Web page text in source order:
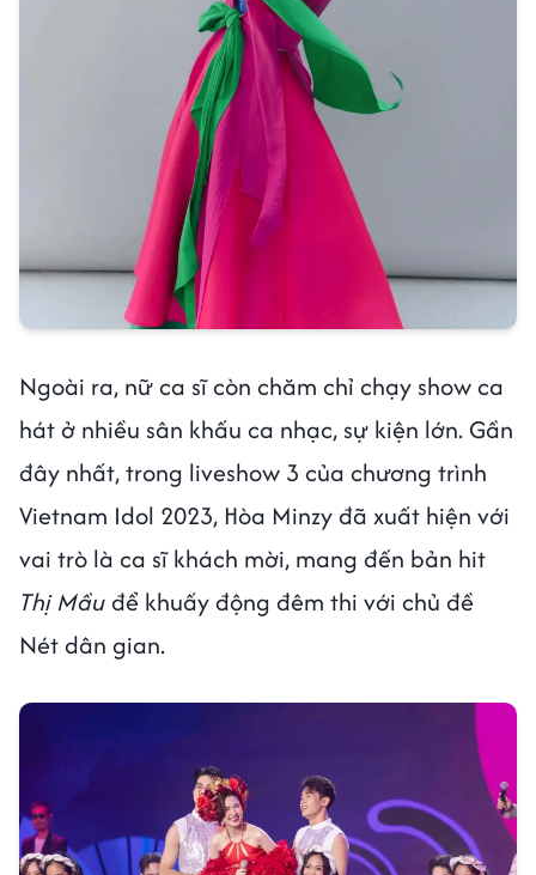
Ngoài ra, nữ ca sĩ còn chăm chỉ chạy show ca
hát ở nhiều sân khấu ca nhạc, sự kiện lớn. Gần
đây nhất, trong liveshow 3 của chương trình
Vietnam Idol 2023, Hòa Minzy đã xuất hiện với
vai trò là ca sĩ khách mời, mang đến bản hit
Thị Mầuđể khuấy động đêm thi với chủ đề
Nét dân gian.